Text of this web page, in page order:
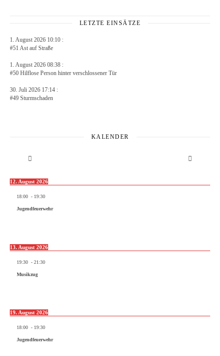
LETZTE EINSÄTZE
1. August 2026 10:10 :
#51 Ast auf Straße
1. August 2026 08:38 :
#50 Hilflose Person hinter verschlossener Tür
30. Juli 2026 17:14 :
#49 Sturmschaden
KALENDER
12. August 2026
18:00 - 19:30
Jugendfeuerwehr
13. August 2026
19:30 - 21:30
Musikzug
19. August 2026
18:00 - 19:30
Jugendfeuerwehr